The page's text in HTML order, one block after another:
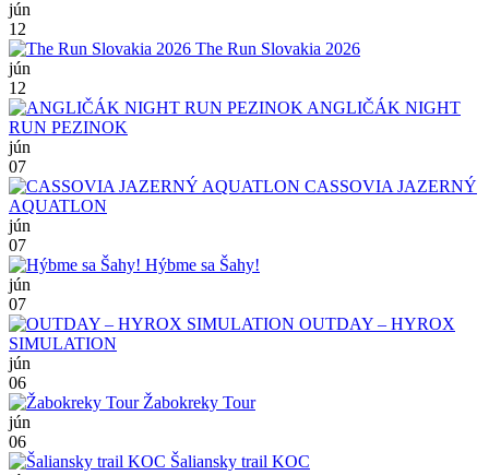
jún
12
The Run Slovakia 2026
jún
12
ANGLIČÁK NIGHT
RUN PEZINOK
jún
07
CASSOVIA JAZERNÝ
AQUATLON
jún
07
Hýbme sa Šahy!
jún
07
OUTDAY – HYROX
SIMULATION
jún
06
Žabokreky Tour
jún
06
Šaliansky trail KOC